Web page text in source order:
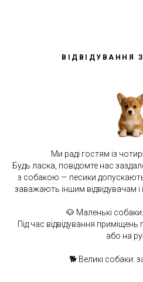
ВІДВІДУВАННЯ
Ми раді гостям із
Будь ласка, повідомте нас
з собакою — песики
заважають іншим відвідувачам і
🐶 Маленькі
Під час відвідування
або на
🐕 Великі собаки: